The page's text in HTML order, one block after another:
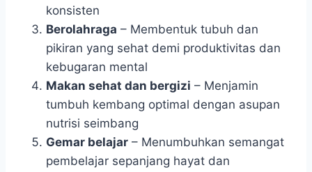
konsisten
Berolahraga – Membentuk tubuh dan
pikiran yang sehat demi produktivitas dan
kebugaran mental
Makan sehat dan bergizi – Menjamin
tumbuh kembang optimal dengan asupan
nutrisi seimbang
Gemar belajar – Menumbuhkan semangat
pembelajar sepanjang hayat dan